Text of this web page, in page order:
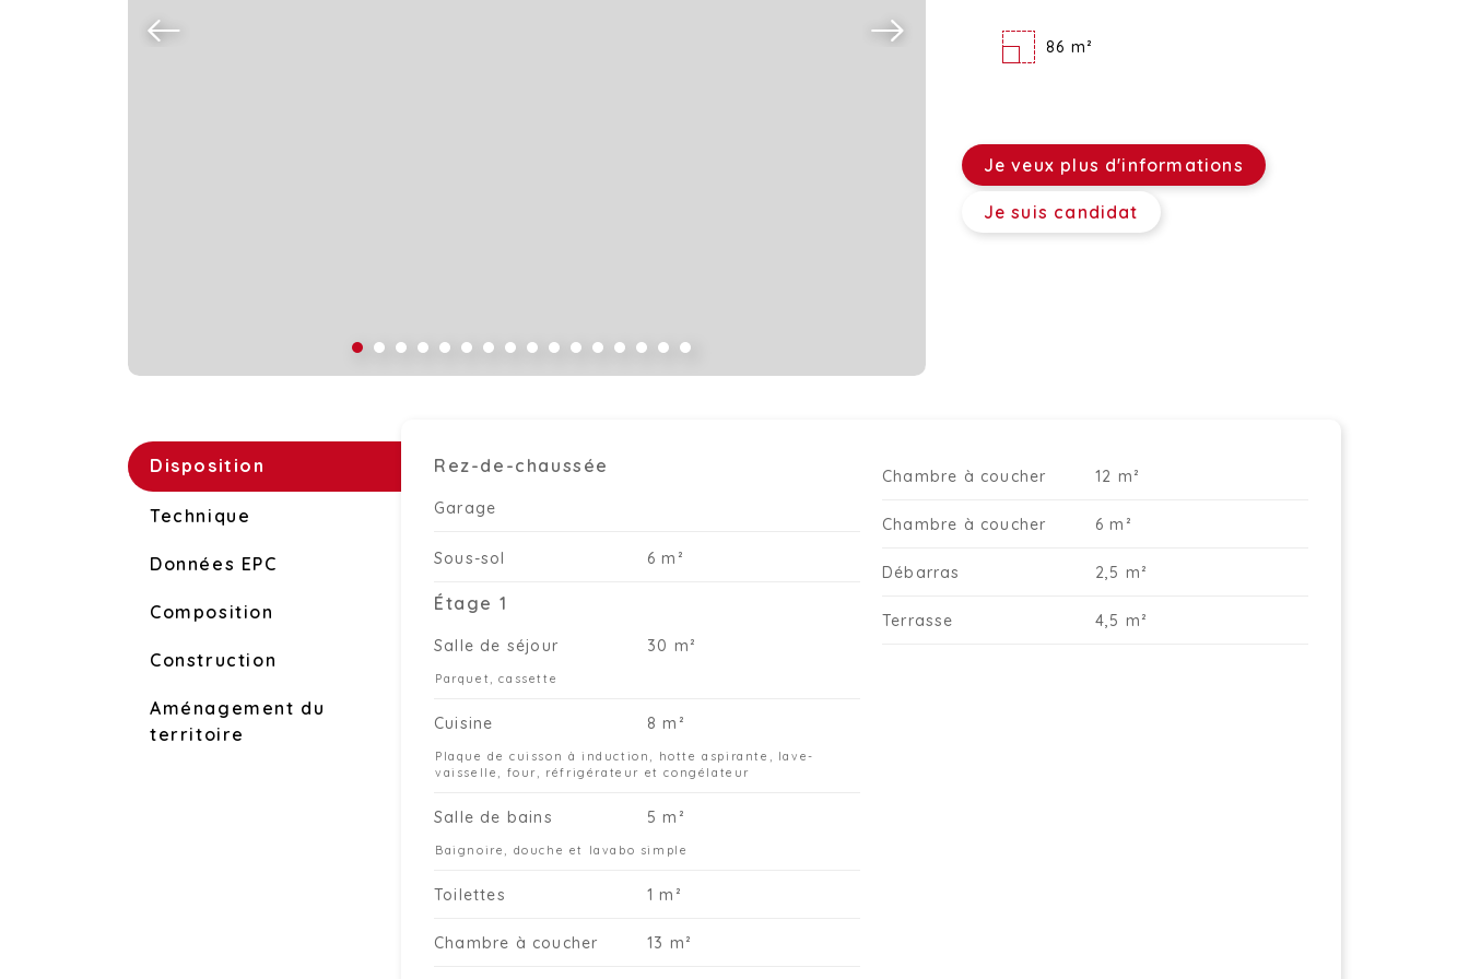
86 m²
Je veux plus d'informations
Je suis candidat
Disposition
Technique
Données EPC
Composition
Construction
Aménagement du
territoire
Rez-de-chaussée
Garage
Sous-sol 6 m²
Étage 1
Salle de séjour 30 m²
Parquet, cassette
Cuisine 8 m²
Plaque de cuisson à induction, hotte aspirante, lave-
vaisselle, four, réfrigérateur et congélateur
Salle de bains 5 m²
Baignoire, douche et lavabo simple
Toilettes 1 m²
Chambre à coucher 13 m²
Chambre à coucher 12 m²
Chambre à coucher 6 m²
Débarras 2,5 m²
Terrasse 4,5 m²